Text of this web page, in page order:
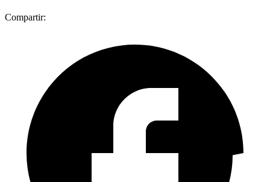
Compartir: